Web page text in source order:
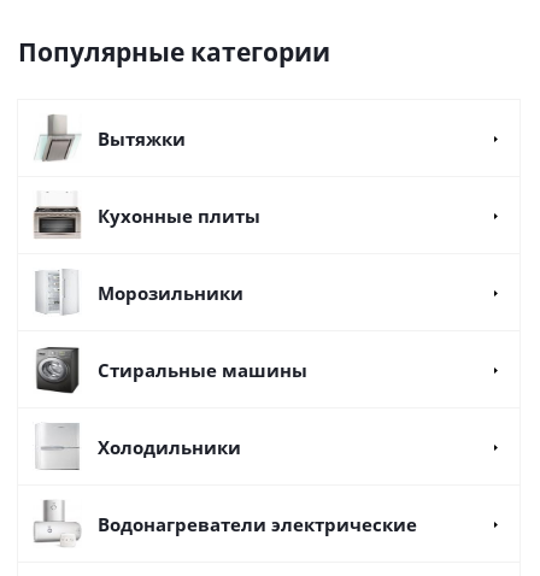
Популярные категории
Вытяжки
Кухонные плиты
Морозильники
Стиральные машины
Холодильники
Водонагреватели электрические